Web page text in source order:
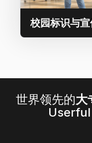
校园标识与
世界领先的大